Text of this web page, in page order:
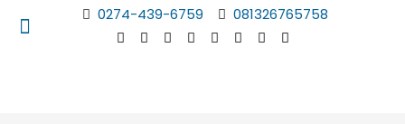
0274-439-6759 081326765758